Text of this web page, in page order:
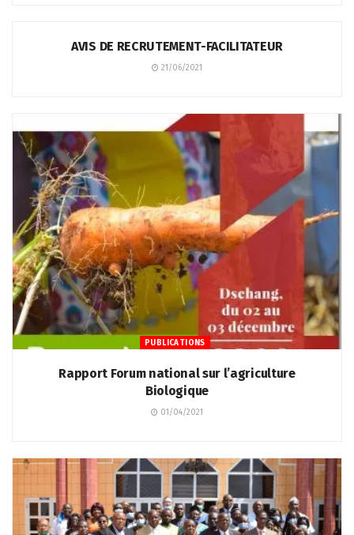
AVIS DE RECRUTEMENT-FACILITATEUR
21/06/2021
PUBLICATIONS
Rapport Forum national sur l’agriculture
Biologique
01/04/2021